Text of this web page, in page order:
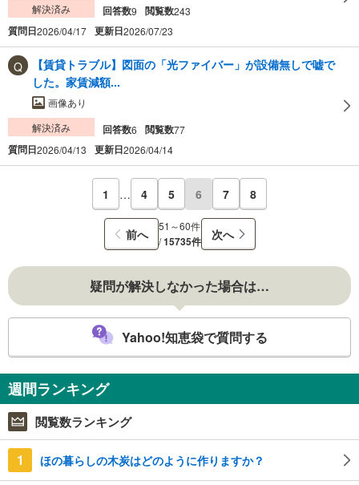
解決済み 回答数9 閲覧数243
質問日2026/04/17 更新日2026/07/23
​【賃貸トラブル】図面の「光ファイバー」が設備無しで嘘で
した。家賃減額...
画像あり
解決済み
回答数6 閲覧数77
質問日2026/04/13 更新日2026/04/14
1 … 4 5 6 7 8
前へ
51～60件
/15735件 次へ
疑問が解決しなかった場合は…
Yahoo!知恵袋で質問する
週間ランキング
閲覧数ランキング
1 ほの暮らしの木炭はどのように作りますか？